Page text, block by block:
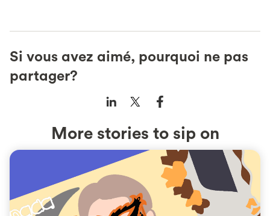
Si vous avez aimé, pourquoi ne pas
partager?
More stories to sip on